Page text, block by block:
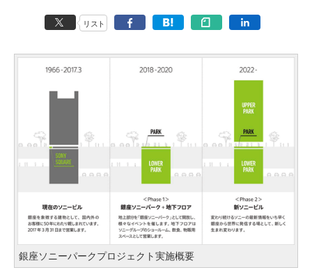
リスト
銀座ソニーパークプロジェクト実施概要